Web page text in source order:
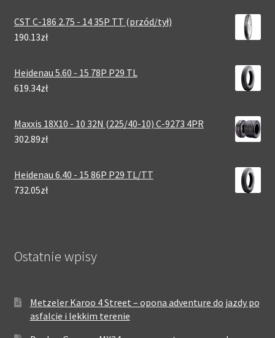
CST C-186 2.75 - 14 35P TT (przód/tył)
190.13zł
Heidenau 5.60 - 15 78P P29 TL
619.34zł
Maxxis 18X10 - 10 32N (225/40-10) C-9273 4PR
302.89zł
Heidenau 6.40 - 15 86P P29 TL/TT
732.05zł
Ostatnie wpisy
Metzeler Karoo 4 Street – opona adventure do jazdy po
asfalcie i lekkim terenie